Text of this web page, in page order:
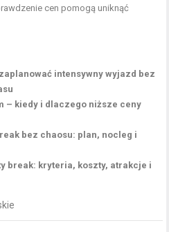
cen pomogą uniknąć
intensywny wyjazd bez
– kiedy i dlaczego niższe ceny
bez chaosu: plan, nocleg i
break: kryteria, koszty, atrakcje i